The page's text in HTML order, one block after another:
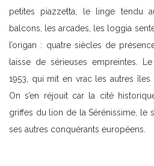
petites piazzetta, le linge tendu
balcons, les arcades, les loggia
l’origan : quatre siècles de
laisse de sérieuses empreintes.
1953, qui mit en vrac les autres îles
On s’en réjouit car la cité
griffes du lion de la Sérénissime, le
ses autres conquérants européens.